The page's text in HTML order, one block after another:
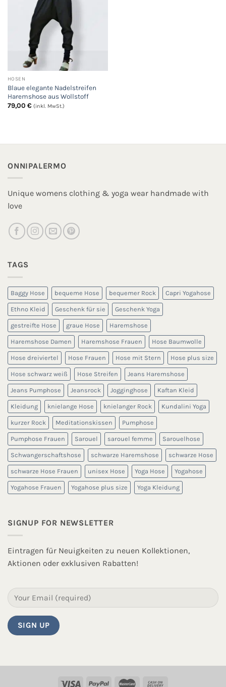
HOSEN
Blaue elegante Nadelstreifen
Haremshose aus Wollstoff
79,00 € (inkl. MwSt.)
ONNIPALERMO
Unique womens clothing & yoga wear handmade with
love
TAGS
Baggy Hose bequeme Hose bequemer Rock Capri Yogahose
Ethno Kleid Geschenk für sie Geschenk Yoga
gestreifte Hose graue Hose Haremshose
Haremshose Damen Haremshose Frauen Hose Baumwolle
Hose dreiviertel Hose Frauen Hose mit Stern Hose plus size
Hose schwarz weiß Hose Streifen Jeans Haremshose
Jeans Pumphose Jeansrock Jogginghose Kaftan Kleid
Kleidung knielange Hose knielanger Rock Kundalini Yoga
kurzer Rock Meditationskissen Pumphose
Pumphose Frauen Sarouel sarouel femme Sarouelhose
Schwangerschaftshose schwarze Haremshose schwarze Hose
schwarze Hose Frauen unisex Hose Yoga Hose Yogahose
Yogahose Frauen Yogahose plus size Yoga Kleidung
SIGNUP FOR NEWSLETTER
Eintragen für Neuigkeiten zu neuen Kollektionen,
Aktionen oder exklusiven Rabatten!